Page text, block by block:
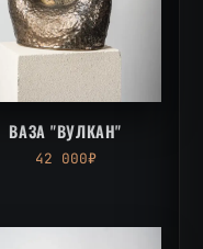
ВАЗА "ВУЛКАН"
42 000₽